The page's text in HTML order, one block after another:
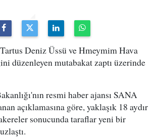
Deniz Üssü ve Hmeymim Hava
düzenleyen mutabakat zaptı üzerinde
resmi haber ajansı SANA
açıklamasına göre, yaklaşık 18 aydır
sonucunda taraflar yeni bir